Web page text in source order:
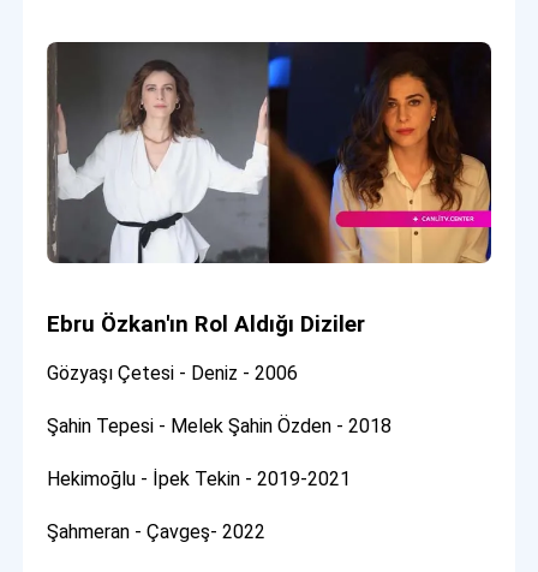
Ebru Özkan'ın Rol Aldığı Diziler
Gözyaşı Çetesi - Deniz - 2006
Şahin Tepesi - Melek Şahin Özden - 2018
Hekimoğlu - İpek Tekin - 2019-2021
Şahmeran - Çavgeş- 2022